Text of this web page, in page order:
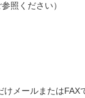
参照ください）
メールまたはFAX